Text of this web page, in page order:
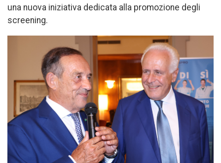
una nuova iniziativa dedicata alla promozione degli
screening.